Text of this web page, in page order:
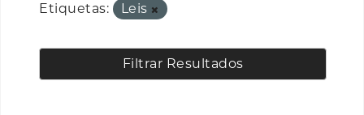
Etiquetas:
Leis
Filtrar Resultados